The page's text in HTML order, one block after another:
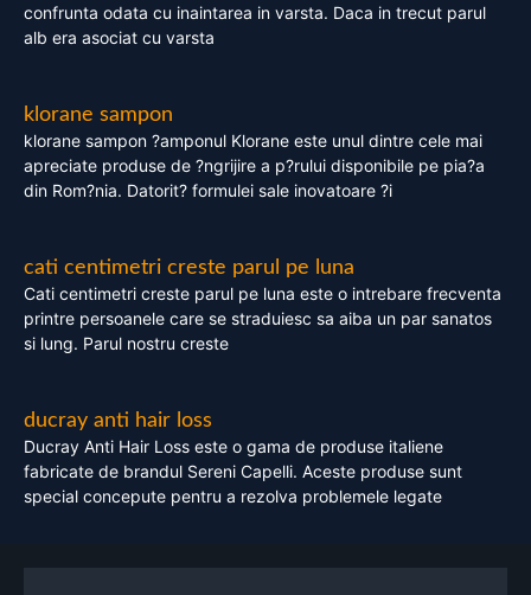
confrunta odata cu inaintarea in varsta. Daca in trecut parul
alb era asociat cu varsta
klorane sampon
klorane sampon ?amponul Klorane este unul dintre cele mai
apreciate produse de ?ngrijire a p?rului disponibile pe pia?a
din Rom?nia. Datorit? formulei sale inovatoare ?i
cati centimetri creste parul pe luna
Cati centimetri creste parul pe luna este o intrebare frecventa
printre persoanele care se straduiesc sa aiba un par sanatos
si lung. Parul nostru creste
ducray anti hair loss
Ducray Anti Hair Loss este o gama de produse italiene
fabricate de brandul Sereni Capelli. Aceste produse sunt
special concepute pentru a rezolva problemele legate